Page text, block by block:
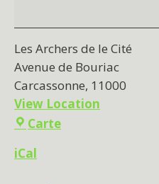
Les Archers de le Cité
Avenue de Bouriac
Carcassonne, 11000
View Location
CarteLes
iCal